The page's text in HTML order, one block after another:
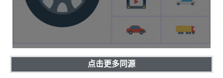
点击更多同源